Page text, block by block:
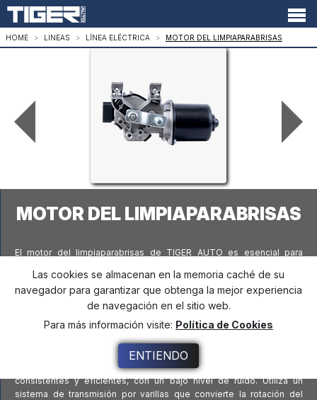
HOME LINEAS LÍNEA ELÉCTRICA MOTOR DEL LIMPIAPARABRISAS
MOTOR DEL LIMPIAPARABRISAS
El motor del limpiaparabrisas de TIGER AUTO es esencial para
condiciones climáticas adversas, ya que activa el movimiento de los
limpiaparabrisas, permitiendo que las escobillas automotrices
cumplan su función de eliminar el agua de lluvia y la acumulación de
suciedad en los cristales.
Fabricado con materiales de alta calidad, el motor del
limpiaparabrisas de TIGER AUTO destaca por su larga vida útil. Es
una pieza eléctrica con un engranaje reductor para movimientos
consistentes y eficientes, con un bajo nivel de ruido. Utiliza un
sistema de transmisión por varillas que convierte la rotación del
Las cookies se almacenan en la memoria caché de su
navegador para garantizar que obtenga la mejor experiencia
de navegación en el sitio web.
Para más información visite: Política de Cookies
ENTIENDO